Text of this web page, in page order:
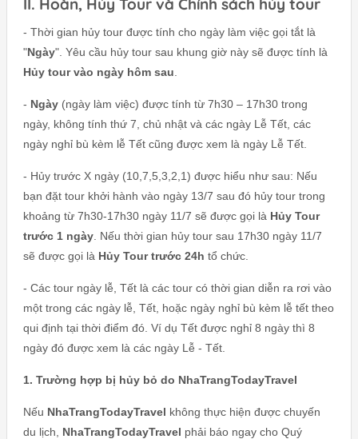
II. Hoàn, Hủy Tour và Chính sách hủy tour
- Thời gian hủy tour được tính cho ngày làm việc gọi tắt là
"Ngày". Yêu cầu hủy tour sau khung giờ này sẽ được tính là
Hủy tour vào ngày hôm sau
- Ngày (ngày làm việc) được tính từ 7h30 – 17h30 trong
ngày, không tính thứ 7, chủ nhật và các ngày Lễ Tết, các
ngày nghỉ bù kèm lễ Tết cũng được xem là ngày Lễ Tết.
- Hủy trước X ngày (10,7,5,3,2,1) được hiểu như sau: Nếu
bạn đặt tour khởi hành vào ngày 13/7 sau đó hủy tour trong
khoảng từ 7h30-17h30 ngày 11/7 sẽ được gọi là Hủy Tour
trước 1 ngày . Nếu thời gian hủy tour sau 17h30 ngày 11/7
sẽ được gọi là Hủy Tour trước 24h tổ chức.
- Các tour ngày lễ, Tết là các tour có thời gian diễn ra rơi vào
một trong các ngày lễ, Tết, hoặc ngày nghỉ bù kèm lễ tết theo
qui định tại thời điểm đó. Ví dụ Tết được nghỉ 8 ngày thì 8
ngày đó được xem là các ngày Lễ - Tết.
1. Trường hợp bị hủy bỏ do NhaTrangTodayTravel
Nếu NhaTrangTodayTravel không thực hiện được chuyến
du lịch, NhaTrangTodayTravel phải báo ngay cho Quý